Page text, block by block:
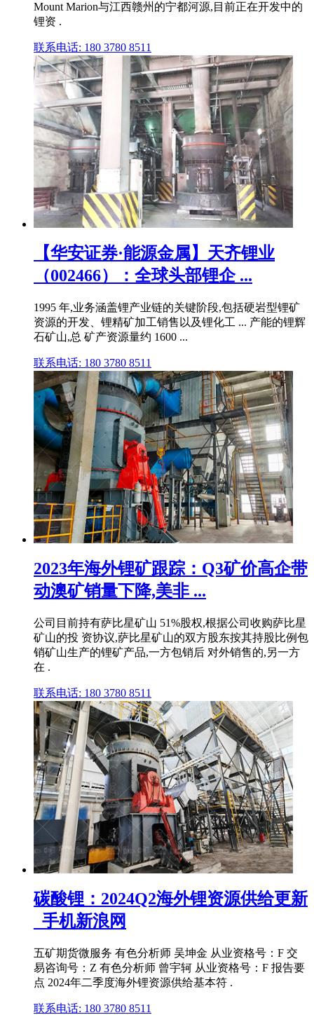
Mount Marion与江西赣州的宁都河源,目前正在开发中的
锂资 .
联系电话: 180 3780 8511
【华安证券·能源金属】天齐锂业
（002466）：全球头部锂企 ...
1995 年,业务涵盖锂产业链的关键阶段,包括硬岩型锂矿
资源的开发、锂精矿加工销售以及锂化工 ... 产能的锂辉
石矿山,总 矿产资源量约 1600 ...
联系电话: 180 3780 8511
2023年海外锂矿跟踪：Q3矿价高企带
动澳矿销量下降,美非 ...
公司目前持有萨比星矿山 51%股权,根据公司收购萨比星
矿山的投 资协议,萨比星矿山的双方股东按其持股比例包
销矿山生产的锂矿产品,一方包销后 对外销售的,另一方
在 .
联系电话: 180 3780 8511
碳酸锂：2024Q2海外锂资源供给更新
_手机新浪网
五矿期货微服务 有色分析师 吴坤金 从业资格号：F 交
易咨询号：Z 有色分析师 曾宇轲 从业资格号：F 报告要
点 2024年二季度海外锂资源供给基本符 .
联系电话: 180 3780 8511